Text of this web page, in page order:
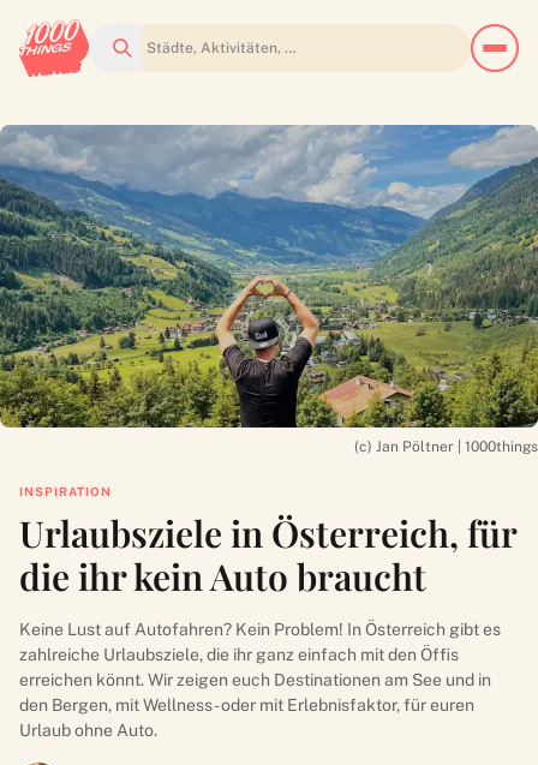
Suchen
(c) Jan Pöltner | 1000things
INSPIRATION
Urlaubsziele in Österreich, für
die ihr kein Auto braucht
Keine Lust auf Autofahren? Kein Problem! In Österreich gibt es
zahlreiche Urlaubsziele, die ihr ganz einfach mit den Öffis
erreichen könnt. Wir zeigen euch Destinationen am See und in
den Bergen, mit Wellness- oder mit Erlebnisfaktor, für euren
Urlaub ohne Auto.